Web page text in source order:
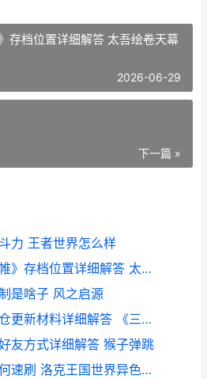
存档位置详细解答 太吾绘卷天幕
2026-06-29
下一篇 »
力 王者世界怎么样
《太吾绘卷：天幕心帷》存档位置详细解答 太吾绘卷天幕
是啥子 风之启源
《三角洲行动》洗消仓更新材料详细解答 《三角洲行动》手游
友方式详细解答 猴子弹跳
洛克王国世界异色如何速刷 洛克王国世界异色大全